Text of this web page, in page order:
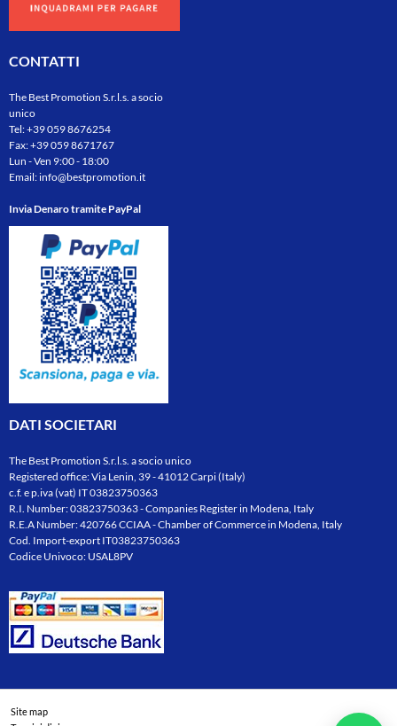
CONTATTI
The Best Promotion S.r.l.s. a socio
unico
Tel:+39 059 8676254
Fax: +39 059 8671767
Lun - Ven 9:00 - 18:00
Email:info@bestpromotion.it
Invia Denaro tramite PayPal
DATI SOCIETARI
The Best Promotion S.r.l.s. a socio unico
Registered office: Via Lenin, 39 - 41012 Carpi (Italy)
c.f. e p.iva (vat) IT 03823750363
R.I. Number: 03823750363 - Companies Register in Modena, Italy
R.E.A Number: 420766 CCIAA - Chamber of Commerce in Modena, Italy
Cod. Import-export IT03823750363
Codice Univoco: USAL8PV
Site map